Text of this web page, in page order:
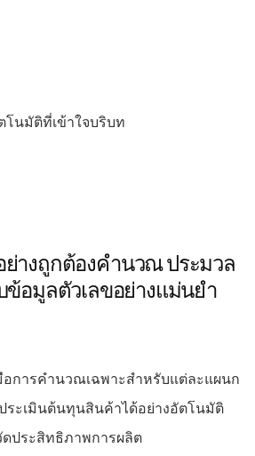
โนมัติที่เข้าใจบริบท
างถูกต้องคำนวณ ประมวล
ข้อมูลตัวเลขอย่างแม่นยำ
อการคำนวณเฉพาะสำหรับแต่ละแผนก
ะเมินต้นทุนสินค้าได้อย่างอัตโนมัติ
ประสิทธิภาพการผลิต